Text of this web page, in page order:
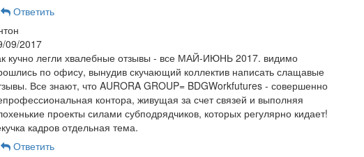
Ответить
09/2017
кучно легли хвалебные отзывы - все МАЙ-ИЮНЬ 2017. видимо
по офису, вынудив скучающий коллектив написать слащавые
Все знают, что AURORA GROUP= BDGWorkfutures - совершенно
контора, живущая за счет связей и выполняя
проекты силами субподрядчиков, которых регулярно кидает!
кадров отдельная тема.
Ответить